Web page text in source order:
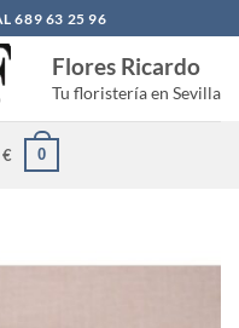
689 63 25 96
Flores Ricardo
Tu floristería en Sevilla
€ 0